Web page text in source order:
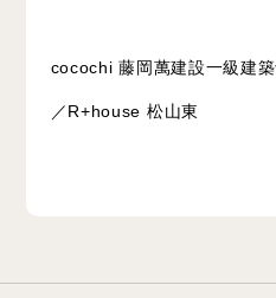
cocochi 藤岡萬建設一級建
／R+house 松山東